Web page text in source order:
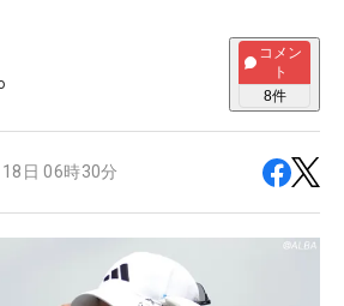
コメン
ト
8件
日 06時30分